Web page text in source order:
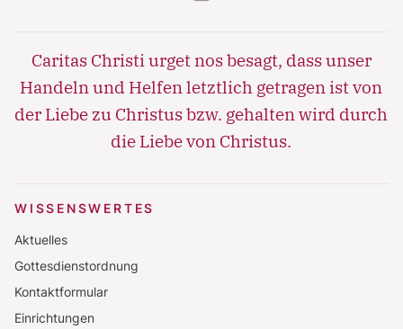
Caritas Christi urget nos besagt, dass unser
Handeln und Helfen letztlich getragen ist von
der Liebe zu Christus bzw. gehalten wird durch
die Liebe von Christus.
WISSENSWERTES
Aktuelles
Gottesdienstordnung
Kontaktformular
Einrichtungen
adipisicing elit, sed do eiusmod tempor incididunt
ut labore et dolore magna aliqua. Ut enim ad
minim veniam, quis nostrud exercitation ullamco
laboris nisi ut aliquip ex ea commodo consequat.